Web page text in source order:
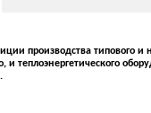
производства типового и
и теплоэнергетического